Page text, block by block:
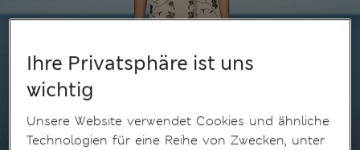
Ihre Privatsphäre ist uns
wichtig
Unsere Website verwendet Cookies und ähnliche
Technologien für eine Reihe von Zwecken, unter